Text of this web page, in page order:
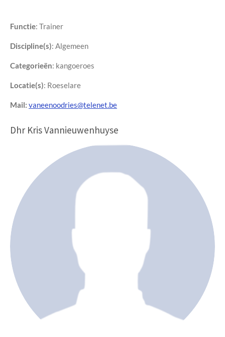
Functie: Trainer
Discipline(s): Algemeen
Categorieën: kangoeroes
Locatie(s): Roeselare
Mail: vaneenoodries@telenet.be
Dhr Kris Vannieuwenhuyse